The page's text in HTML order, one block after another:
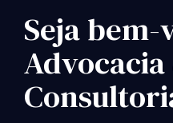
Seja bem-